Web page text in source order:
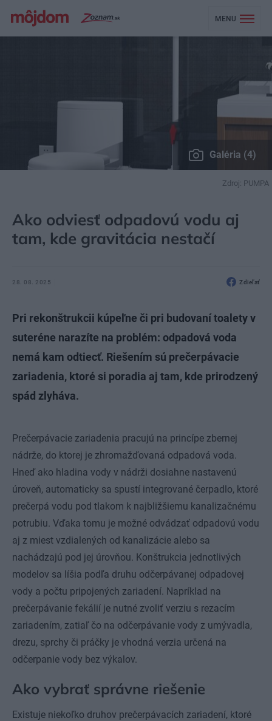
MENU
Galéria (4)
Zdroj: PUMPA
Ako odviesť odpadovú vodu aj
tam, kde gravitácia nestačí
28. 08. 2025 Zdieľať
Pri rekonštrukcii kúpeľne či pri budovaní toalety v
suteréne narazíte na problém: odpadová voda
nemá kam odtiecť. Riešením sú prečerpávacie
zariadenia, ktoré si poradia aj tam, kde prirodzený
spád zlyháva.
Prečerpávacie zariadenia pracujú na princípe zbernej
nádrže, do ktorej je zhromažďovaná odpadová voda.
Hneď ako hladina vody v nádrži dosiahne nastavenú
úroveň, automaticky sa spustí integrované čerpadlo, ktoré
prečerpá vodu pod tlakom k najbližšiemu kanalizačnému
potrubiu. Vďaka tomu je možné odvádzať odpadovú vodu
aj z miest vzdialených od kanalizácie alebo sa
nachádzajú pod jej úrovňou. Konštrukcia jednotlivých
modelov sa líšia podľa druhu odčerpávanej odpadovej
vody a počtu pripojených zariadení. Napríklad na
prečerpávanie fekálií je nutné zvoliť verziu s rezacím
zariadením, zatiaľ čo na odčerpávanie vody z umývadla,
drezu, sprchy či práčky je vhodná verzia určená na
odčerpanie vody bez výkalov.
Ako vybrať správne riešenie
Existuje niekoľko druhov prečerpávacích zariadení, ktoré